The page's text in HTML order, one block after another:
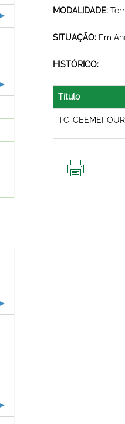
MODALIDADE:
SITUAÇÃO: Em
HISTÓRICO:
Título
TC-CEEMEI-